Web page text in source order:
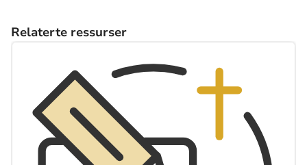
Relaterte ressurser